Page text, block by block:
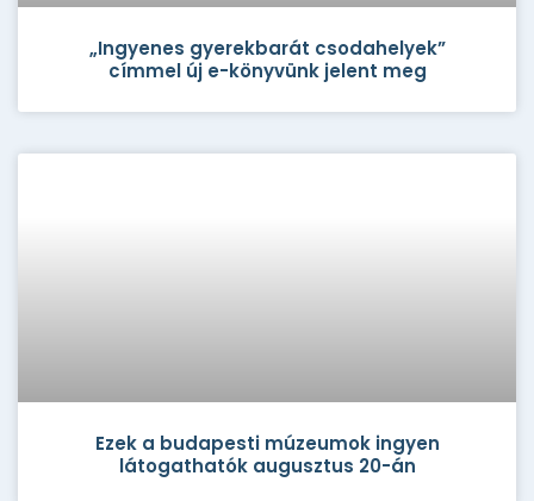
„Ingyenes gyerekbarát csodahelyek”
címmel új e-könyvünk jelent meg
Ezek a budapesti múzeumok ingyen
látogathatók augusztus 20-án